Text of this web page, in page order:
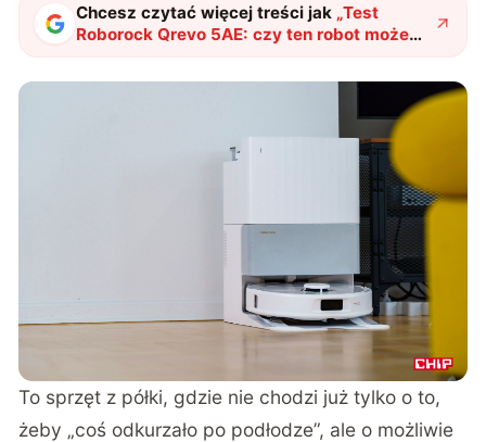
Chcesz czytać więcej treści jak „Test
Roborock Qrevo 5AE: czy ten robot może
zastąpić odkurzacz i mop?"?
To sprzęt z półki, gdzie nie chodzi już tylko o to,
żeby „coś odkurzało po podłodze”, ale o możliwie